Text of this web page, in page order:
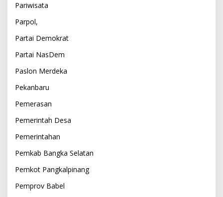
Pariwisata
Parpol,
Partai Demokrat
Partai NasDem
Paslon Merdeka
Pekanbaru
Pemerasan
Pemerintah Desa
Pemerintahan
Pemkab Bangka Selatan
Pemkot Pangkalpinang
Pemprov Babel